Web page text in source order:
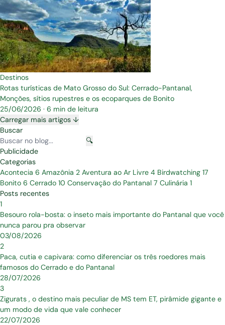
Destinos
Rotas turísticas de Mato Grosso do Sul: Cerrado-Pantanal,
Monções, sítios rupestres e os ecoparques de Bonito
25/06/2026 · 6 min de leitura
Carregar mais artigos ↓
Buscar
🔍
Publicidade
Categorias
Acontecia 6 Amazônia 2 Aventura ao Ar Livre 4 Birdwatching 17
Bonito 6 Cerrado 10 Conservação do Pantanal 7 Culinária 1
Posts recentes
1
Besouro rola-bosta: o inseto mais importante do Pantanal que você
nunca parou pra observar
03/08/2026
2
Paca, cutia e capivara: como diferenciar os três roedores mais
famosos do Cerrado e do Pantanal
28/07/2026
3
Zigurats , o destino mais peculiar de MS tem ET, pirâmide gigante e
um modo de vida que vale conhecer
22/07/2026